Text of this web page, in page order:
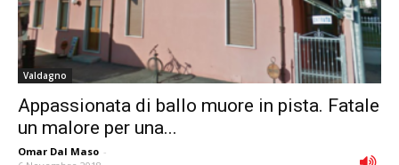
Valdagno
Appassionata di ballo muore in pista. Fatale
un malore per una...
Omar Dal Maso -